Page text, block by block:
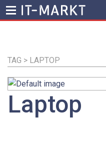
Inhalt
TAG > LAPTOP
Laptop